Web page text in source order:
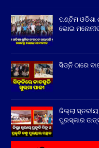
ପଶ୍ଚିମ ଓଡିଶା
ଭୋଇ
ସିଡ୍‌ନି ଠାରେ
ଜିଲ୍ଲା
ପୁରସ୍କାର